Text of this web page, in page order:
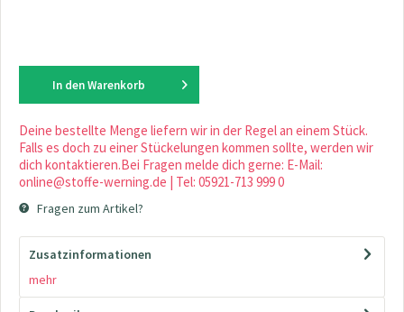
In den Warenkorb
Deine bestellte Menge liefern wir in der Regel an einem Stück.
Falls es doch zu einer Stückelungen kommen sollte, werden wir
dich kontaktieren.Bei Fragen melde dich gerne: E-Mail:
online@stoffe-werning.de | Tel: 05921-713 999 0
Fragen zum Artikel?
Zusatzinformationen
mehr